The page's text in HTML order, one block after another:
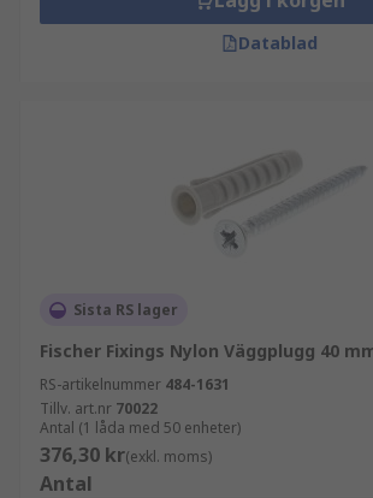
Datablad
Sista RS lager
Fischer Fixings Nylon Väggplugg 40
RS-artikelnummer 484-1631
Tillv. art.nr 70022
Antal (1 låda med 50 enheter)
376,30 kr(exkl. moms)
Antal